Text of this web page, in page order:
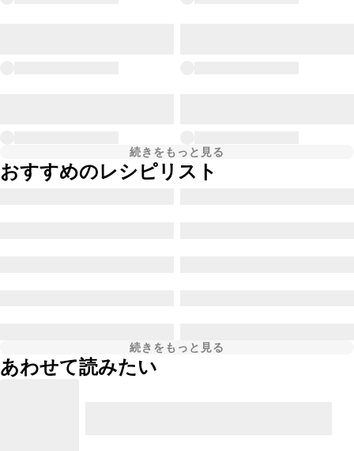
続きをもっと見る
おすすめのレシピリスト
続きをもっと見る
あわせて読みたい